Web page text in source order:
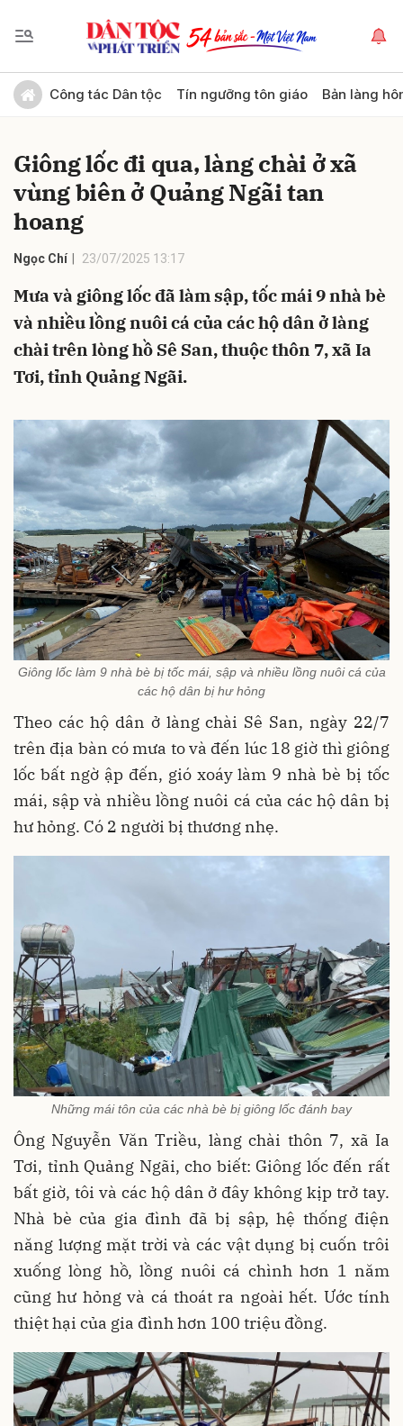
Công tác Dân tộc Tín ngưỡng tôn giáo Bản làng
Giông lốc đi qua, làng chài ở xã
vùng biên ở Quảng Ngãi tan
hoang
Ngọc Chí 23/07/2025 13:17
Mưa và giông lốc đã làm sập, tốc mái 9 nhà bè
và nhiều lồng nuôi cá của các hộ dân ở làng
chài trên lòng hồ Sê San, thuộc thôn 7, xã Ia
Tơi, tỉnh Quảng Ngãi.
Giông lốc làm 9 nhà bè bị tốc mái, sập và nhiều lồng nuôi cá của
các hộ dân bị hư hỏng
Theo các hộ dân ở làng chài Sê San, ngày 22/7
trên địa bàn có mưa to và đến lúc 18 giờ thì giông
lốc bất ngờ ập đến, gió xoáy làm 9 nhà bè bị tốc
mái, sập và nhiều lồng nuôi cá của các hộ dân bị
hư hỏng. Có 2 người bị thương nhẹ.
Những mái tôn của các nhà bè bị giông lốc đánh bay
Ông Nguyễn Văn Triều, làng chài thôn 7, xã Ia
Tơi, tỉnh Quảng Ngãi, cho biết: Giông lốc đến rất
bất giờ, tôi và các hộ dân ở đây không kịp trở tay.
Nhà bè của gia đình đã bị sập, hệ thống điện
năng lượng mặt trời và các vật dụng bị cuốn trôi
xuống lòng hồ, lồng nuôi cá chình hơn 1 năm
cũng hư hỏng và cá thoát ra ngoài hết. Ước tính
thiệt hại của gia đình hơn 100 triệu đồng.
Gửi bình luận